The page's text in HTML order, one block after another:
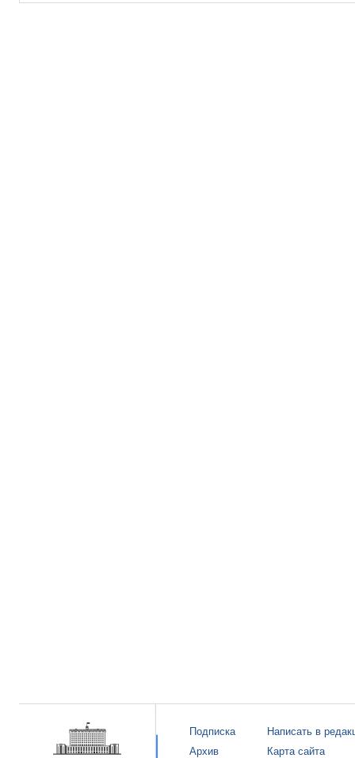
Подписка
Архив
Написать в
Карта сайта